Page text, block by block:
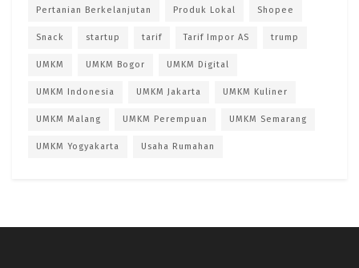
Pertanian Berkelanjutan Produk Lokal Shopee
Snack startup tarif Tarif Impor AS trump
UMKM UMKM Bogor UMKM Digital
UMKM Indonesia UMKM Jakarta UMKM Kuliner
UMKM Malang UMKM Perempuan UMKM Semarang
UMKM Yogyakarta Usaha Rumahan